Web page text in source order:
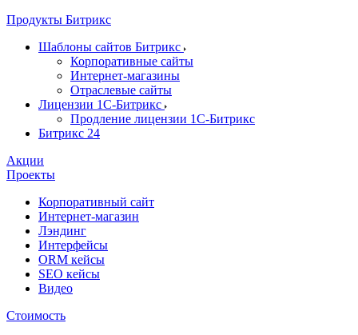
Продукты Битрикс
Шаблоны сайтов Битрикс
Корпоративные сайты
Интернет-магазины
Отраслевые сайты
Лицензии 1С-Битрикс
Продление лицензии 1С-Битрикс
Битрикс 24
Акции
Проекты
Корпоративный сайт
Интернет-магазин
Лэндинг
Интерфейсы
ORM кейсы
SEO кейсы
Видео
Стоимость